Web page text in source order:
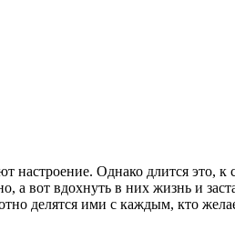
настроение. Однако длится это,
а вот вдохнуть в них жизнь и
делятся ими с каждым, кто